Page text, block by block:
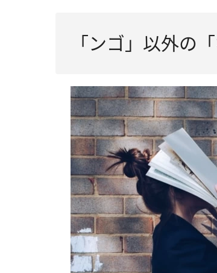
「ンゴ」以外の